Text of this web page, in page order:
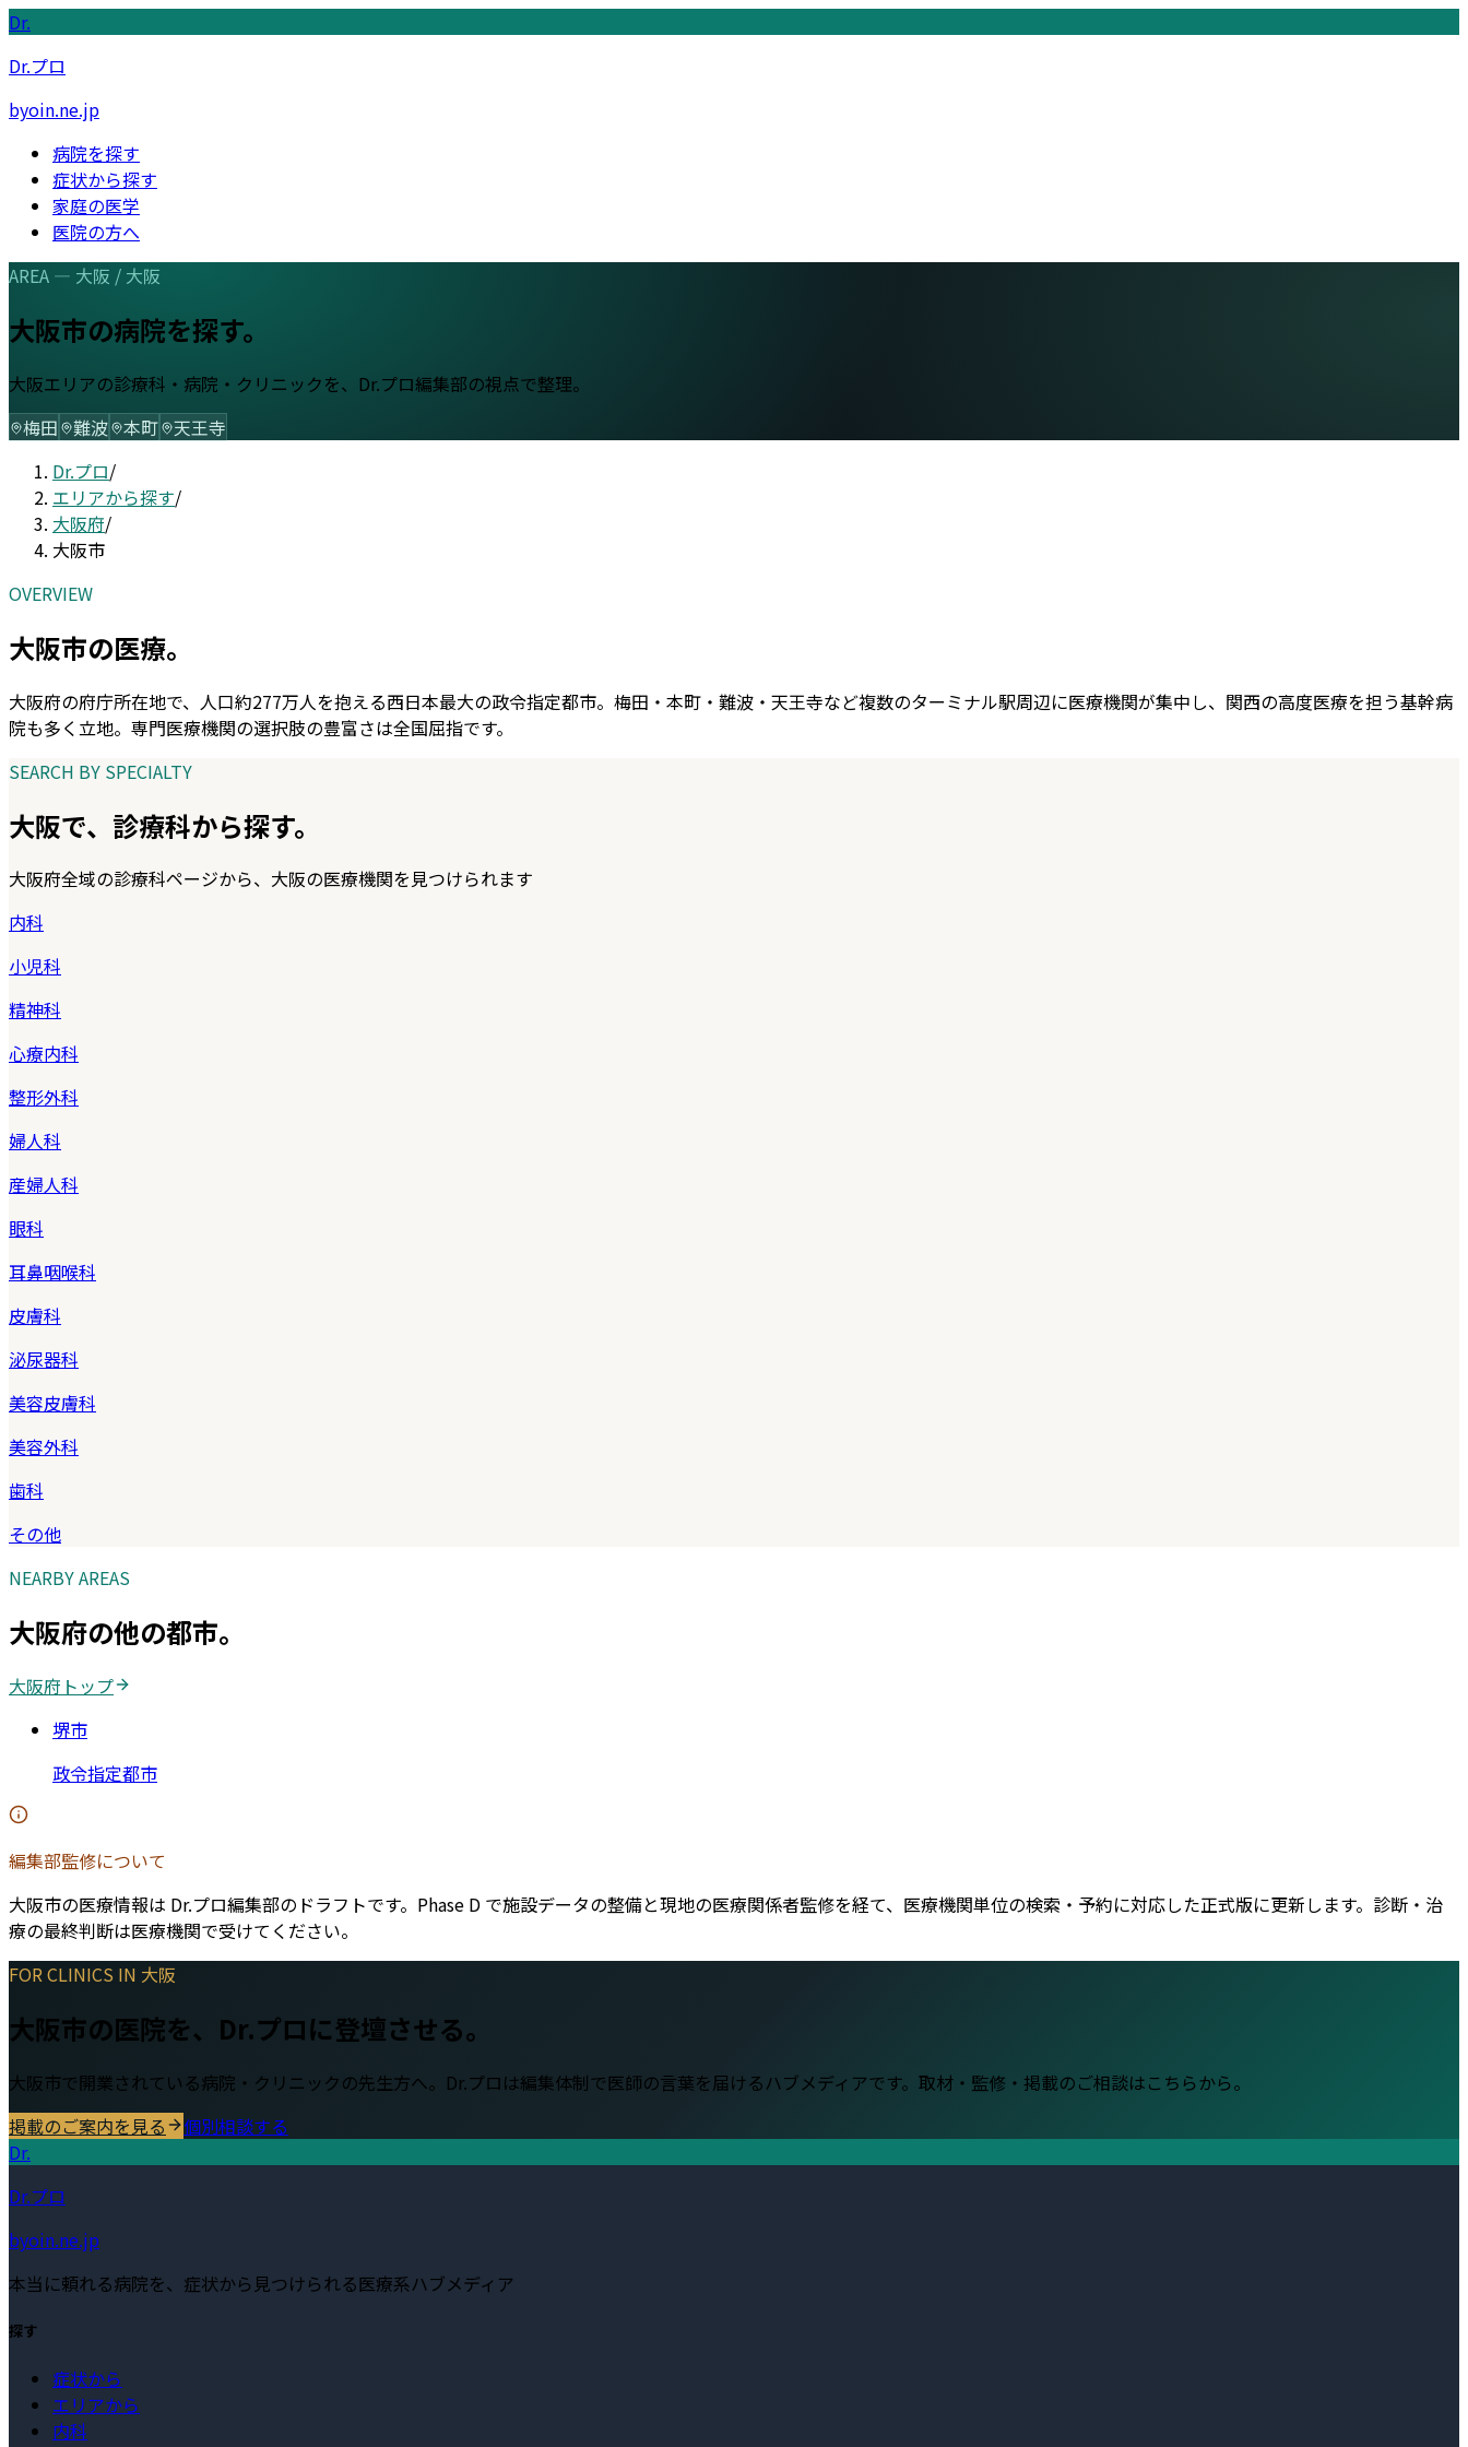
Dr.
Dr.プロ
byoin.ne.jp
病院を探す
症状から探す
家庭の医学
医院の方へ
AREA — 大阪 / 大阪
大阪市の病院を探す。
大阪エリアの診療科・病院・クリニックを、Dr.プロ編集部の視点で整理。
梅田
難波 本町 天王寺
Dr.プロ/
エリアから探す/
大阪府/
大阪市
OVERVIEW
大阪市の医療。
大阪府の府庁所在地で、人口約277万人を抱える西日本最大の政令指定都市。梅田・本町・難波・天王寺など複数のターミナル駅周辺に医療機関が集中し、関西の高度医療を担う基幹病
院も多く立地。専門医療機関の選択肢の豊富さは全国屈指です。
SEARCH BY SPECIALTY
大阪で、診療科から探す。
大阪府全域の診療科ページから、 大阪の医療機関を見つけられます
内科
小児科
精神科
心療内科
整形外科
婦人科
産婦人科
眼科
耳鼻咽喉科
皮膚科
泌尿器科
美容皮膚科
美容外科
歯科
その他
NEARBY AREAS
大阪府の他の都市。
大阪府 トップ
堺市
政令指定都市
編集部監修について
大阪市の医療情報は Dr.プロ編集部のドラフトです。Phase D で施設データの整備と現地の医療関係者監修を経て、医療機関単位の検索・予約に対応した正式版に更新します。診断・治
療の最終判断は医療機関で受けてください。
FOR CLINICS IN 大阪
大阪市の医院を、Dr.プロに登壇させる。
大阪市で開業されている病院・クリニックの先生方へ。Dr.プロは編集体制で医師の言葉を届けるハブメディアです。取材・監修・掲載のご相談はこちらから。
掲載のご案内を見る
個別相談する
Dr.
Dr.プロ
byoin.ne.jp
本当に頼れる病院を、症状から見つけられる医療系ハブメディア
探す
症状から
エリアから
内科